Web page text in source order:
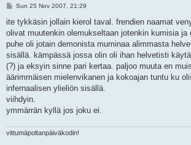
P
s
Sun 25 Nov 2007, 21:29
ite tykkäsin jollain kierol taval. frendien naamat
olivat muutenkin olemukseltaan jotenkin kumisia ja
puhe oli jotain demonista muminaa alimmasta
sisällä. kämpässä jossa olin oli ihan helvetisti
(?) ja eksyin sinne pari kertaa. paljoo muuta en
äärimmäisen mielenvikanen ja kokoajan tuntu ku
infernaalisen ylieliön sisällä.
viihdyin.
ymmärrän kyllä jos joku ei.
vittumäpoltanpäiväkodin!